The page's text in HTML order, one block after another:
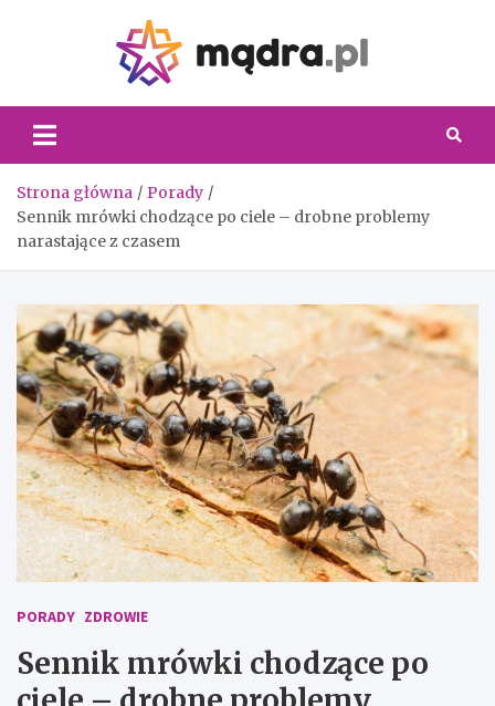
Strona główna
Porady
Sennik mrówki chodzące po ciele – drobne problemy
narastające z czasem
PORADY ZDROWIE
Sennik mrówki chodzące po